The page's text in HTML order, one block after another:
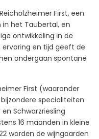
First, een
het Taubertal, en
ontwikkeling in de
ervaring en tijd geeft de
ondergaan spontane
First (waaronder
specialiteiten
Schwarzriesling
16 maanden in kleine
worden de wijngaarden